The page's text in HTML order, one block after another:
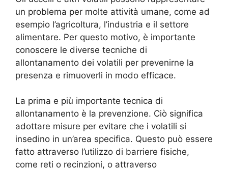
un problema per molte attività umane, come ad
esempio l’agricoltura, l’industria e il settore
alimentare. Per questo motivo, è importante
conoscere le diverse tecniche di
allontanamento dei volatili per prevenirne la
presenza e rimuoverli in modo efficace.
La prima e più importante tecnica di
allontanamento è la prevenzione. Ciò significa
adottare misure per evitare che i volatili si
insedino in un’area specifica. Questo può essere
fatto attraverso l’utilizzo di barriere fisiche,
come reti o recinzioni, o attraverso